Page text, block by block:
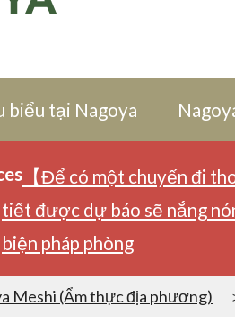
biểu tại Nagoya
【Để có một chuyến đi
tiết được dự báo sẽ nắng
biện pháp phòng
Meshi (Ẩm thực địa phương)